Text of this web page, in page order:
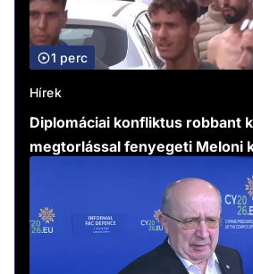
1 perc
Hírek
Diplomáciai konfliktus robbant
megtorlással fenyegeti Meloni